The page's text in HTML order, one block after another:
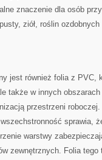
znaczenie dla osób
ziół, roślin
jest również folia z PVC,
także w innych
przestrzeni roboczej.
sprawia,
warstwy
zewnętrznych. Folia tego